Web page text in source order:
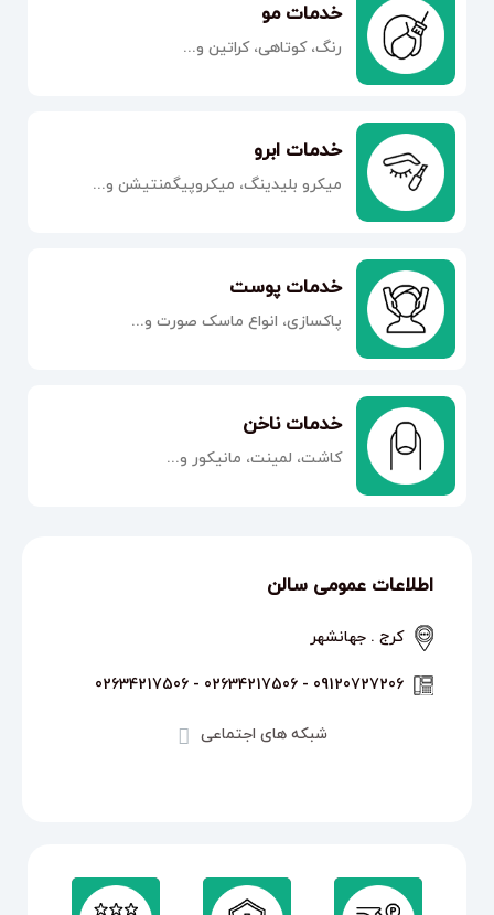
خدمات مو
رنگ، کوتاهی، کراتین و...
خدمات ابرو
میکرو بلیدینگ، میکروپیگمنتیشن و...
خدمات پوست
پاکسازی، انواع ماسک صورت و...
خدمات ناخن
کاشت، لمینت، مانیکور و...
اطلاعات عمومی سالن
کرج . جهانشهر
09120727206 - 02634217506 - 02634217506
شبکه های اجتماعی